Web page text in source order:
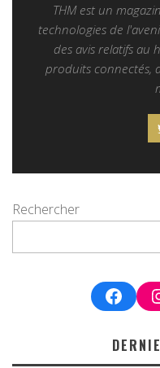
THM est un
technologies de
des avis relatifs au
produits connectés,
Rechercher